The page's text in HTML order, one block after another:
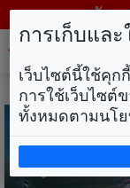
วันศุ
การเก็บแล
เว็บไซต์นี้ใช้คุก
การใช้เว็บไซต์
ทั้งหมดตามนโย